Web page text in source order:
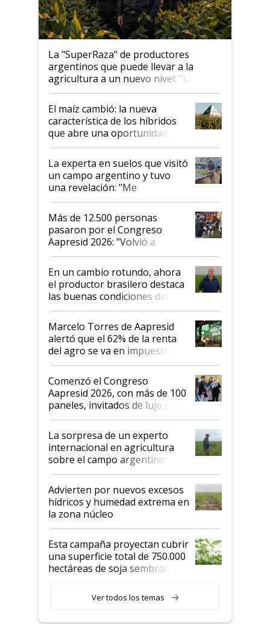
La "SuperRaza" de productores
argentinos que puede llevar a la
agricultura a un nuevo nivel: "Las
posibilidades de crecimiento son
infinitas"
El maíz cambió: la nueva
característica de los híbridos
que abre una oportunidad en
el lote
La experta en suelos que visitó
un campo argentino y tuvo
una revelación: "Me
impresionó mucho"
Más de 12.500 personas
pasaron por el Congreso
Aapresid 2026: "Volvió a
demostrar que hablar del
suelo es hablar de todo el
sistema productivo"
En un cambio rotundo, ahora
el productor brasilero destaca
las buenas condiciones del
agro argentino para invertir:
"Los veo más motivados"
Marcelo Torres de Aapresid
alertó que el 62% de la renta
del agro se va en impuestos:
"No es bueno que en
Argentina se sigan discutiendo
las mismas cosas de hace 50
años"
Comenzó el Congreso
Aapresid 2026, con más de 100
paneles, invitados de lujo y
todas las tendencias
La sorpresa de un experto
internacional en agricultura
sobre el campo argentino:
"Estoy muy impresionado"
Advierten por nuevos excesos
hídricos y humedad extrema en
la zona núcleo
Esta campaña proyectan cubrir
una superficie total de 750.000
hectáreas de soja sembradas
variedades que marcan un
salto tecnológico en genética y
Ver todos los temas